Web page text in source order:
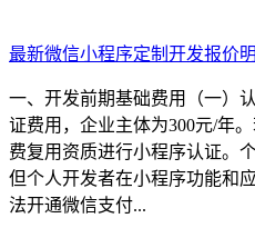
最新微信小程序定制开发报价
一、开发前期基础费用（一）
证费用，企业主体为300元/年
费复用资质进行小程序认证。
但个人开发者在小程序功能和
法开通微信支付...